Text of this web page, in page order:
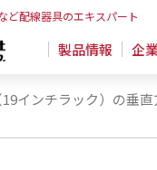
ど配線器具のエキスパート
製品情報 企
インチラック）の垂